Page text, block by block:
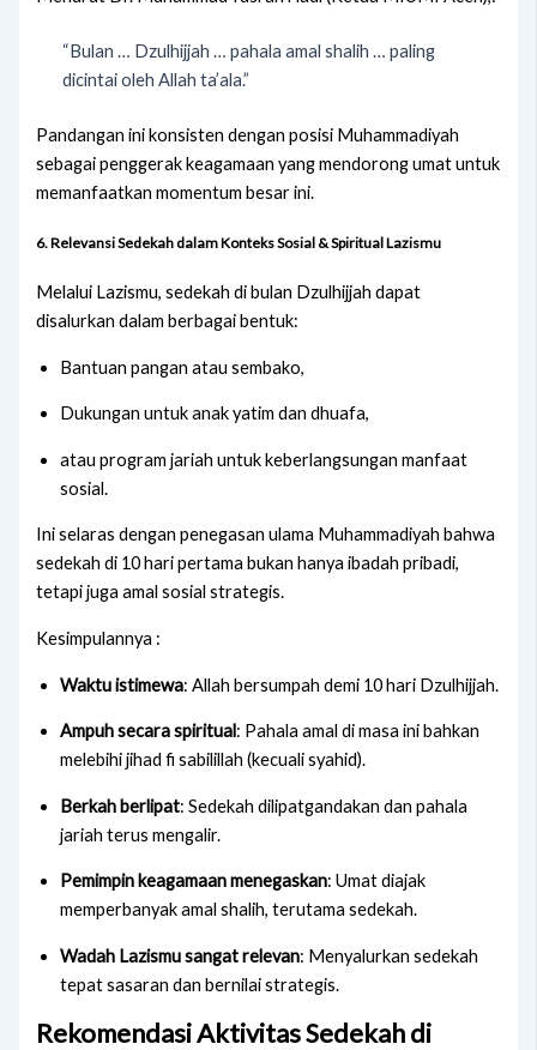
“Bulan … Dzulhijjah … pahala amal shalih … paling
dicintai oleh Allah ta’ala.”
Pandangan ini konsisten dengan posisi Muhammadiyah
sebagai penggerak keagamaan yang mendorong umat untuk
memanfaatkan momentum besar ini.
6.Relevansi Sedekah dalam Konteks Sosial & Spiritual Lazismu
Melalui Lazismu, sedekah di bulan Dzulhijjah dapat
disalurkan dalam berbagai bentuk:
Bantuan pangan atau sembako,
Dukungan untuk anak yatim dan dhuafa,
atau program jariah untuk keberlangsungan manfaat
sosial.
Ini selaras dengan penegasan ulama Muhammadiyah bahwa
sedekah di 10 hari pertama bukan hanya ibadah pribadi,
tetapi juga amal sosial strategis.
Kesimpulannya :
Waktu istimewa: Allah bersumpah demi 10 hari Dzulhijjah.
Ampuh secara spiritual: Pahala amal di masa ini bahkan
melebihi jihad fi sabilillah (kecuali syahid).
Berkah berlipat: Sedekah dilipatgandakan dan pahala
jariah terus mengalir.
Pemimpin keagamaan menegaskan: Umat diajak
memperbanyak amal shalih, terutama sedekah.
Wadah Lazismu sangat relevan: Menyalurkan sedekah
tepat sasaran dan bernilai strategis.
Rekomendasi Aktivitas Sedekah di